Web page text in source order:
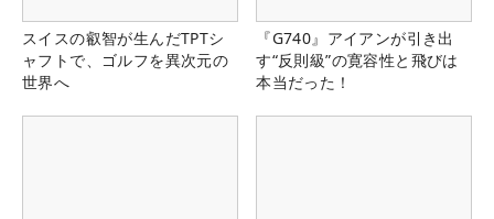
スイスの叡智が生んだTPTシ
ャフトで、ゴルフを異次元の
世界へ
『G740』アイアンが引き出
す“反則級”の寛容性と飛びは
本当だった！